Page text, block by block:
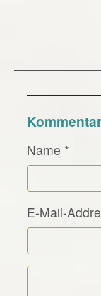
Name *
E-Mail-
Kommentar